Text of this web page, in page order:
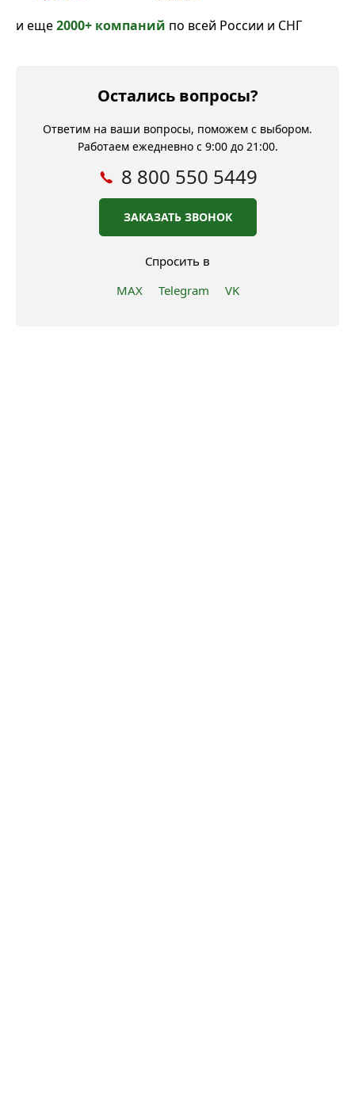
и еще2000+ компаний по всей России и СНГ
Остались вопросы?
Ответим на ваши вопросы, поможем с выбором.
Работаем ежедневно с 9:00 до 21:00.
8 800 550 5449
ЗАКАЗАТЬ ЗВОНОК
Спросить в
MAX
Telegram VK